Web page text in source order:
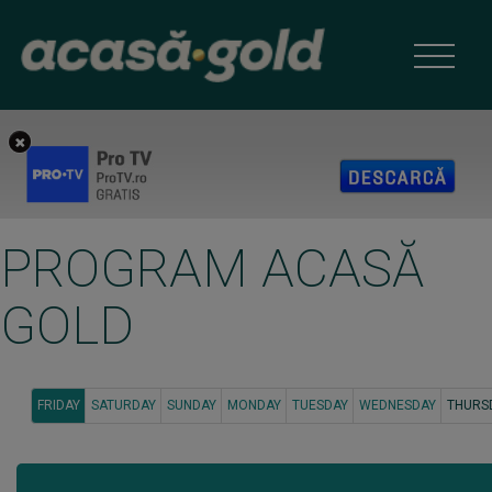
PROGRAM ACASĂ
GOLD
FRIDAY(CURRENT)
SATURDAY SUNDAY MONDAY TUESDAY WEDNESDAY